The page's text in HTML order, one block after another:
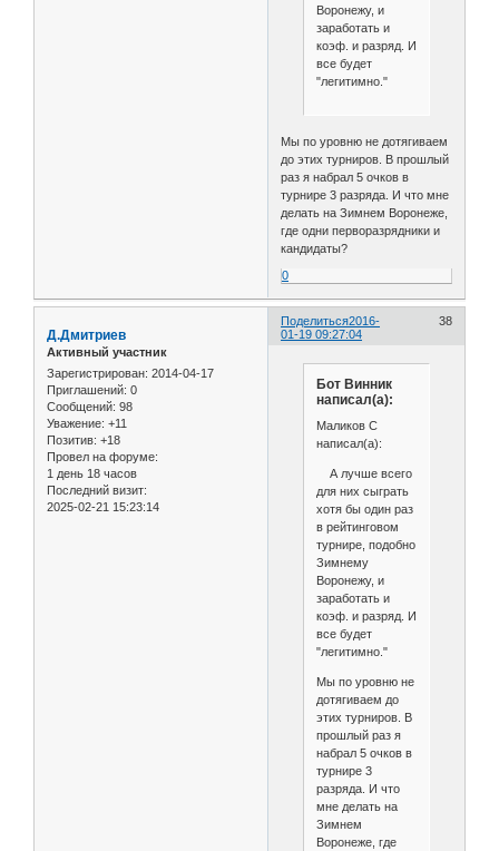
Воронежу, и
заработать и
коэф. и разряд. И
все будет
"легитимно."
Мы по уровню не дотягиваем
до этих турниров. В прошлый
раз я набрал 5 очков в
турнире 3 разряда. И что мне
делать на Зимнем Воронеже,
где одни перворазрядники и
кандидаты?
0
Поделиться 38
2016-
01-19 09:27:04
Д.Дмитриев
Активный участник
Зарегистрирован: 2014-04-17
Приглашений: 0
Сообщений: 98
Уважение: +11
Позитив: +18
Провел на форуме:
1 день 18 часов
Последний визит:
2025-02-21 15:23:14
Бот Винник
написал(а):
Маликов С
написал(а):
А лучше всего
для них сыграть
хотя бы один раз
в рейтинговом
турнире, подобно
Зимнему
Воронежу, и
заработать и
коэф. и разряд. И
все будет
"легитимно."
Мы по уровню не
дотягиваем до
этих турниров. В
прошлый раз я
набрал 5 очков в
турнире 3
разряда. И что
мне делать на
Зимнем
Воронеже, где